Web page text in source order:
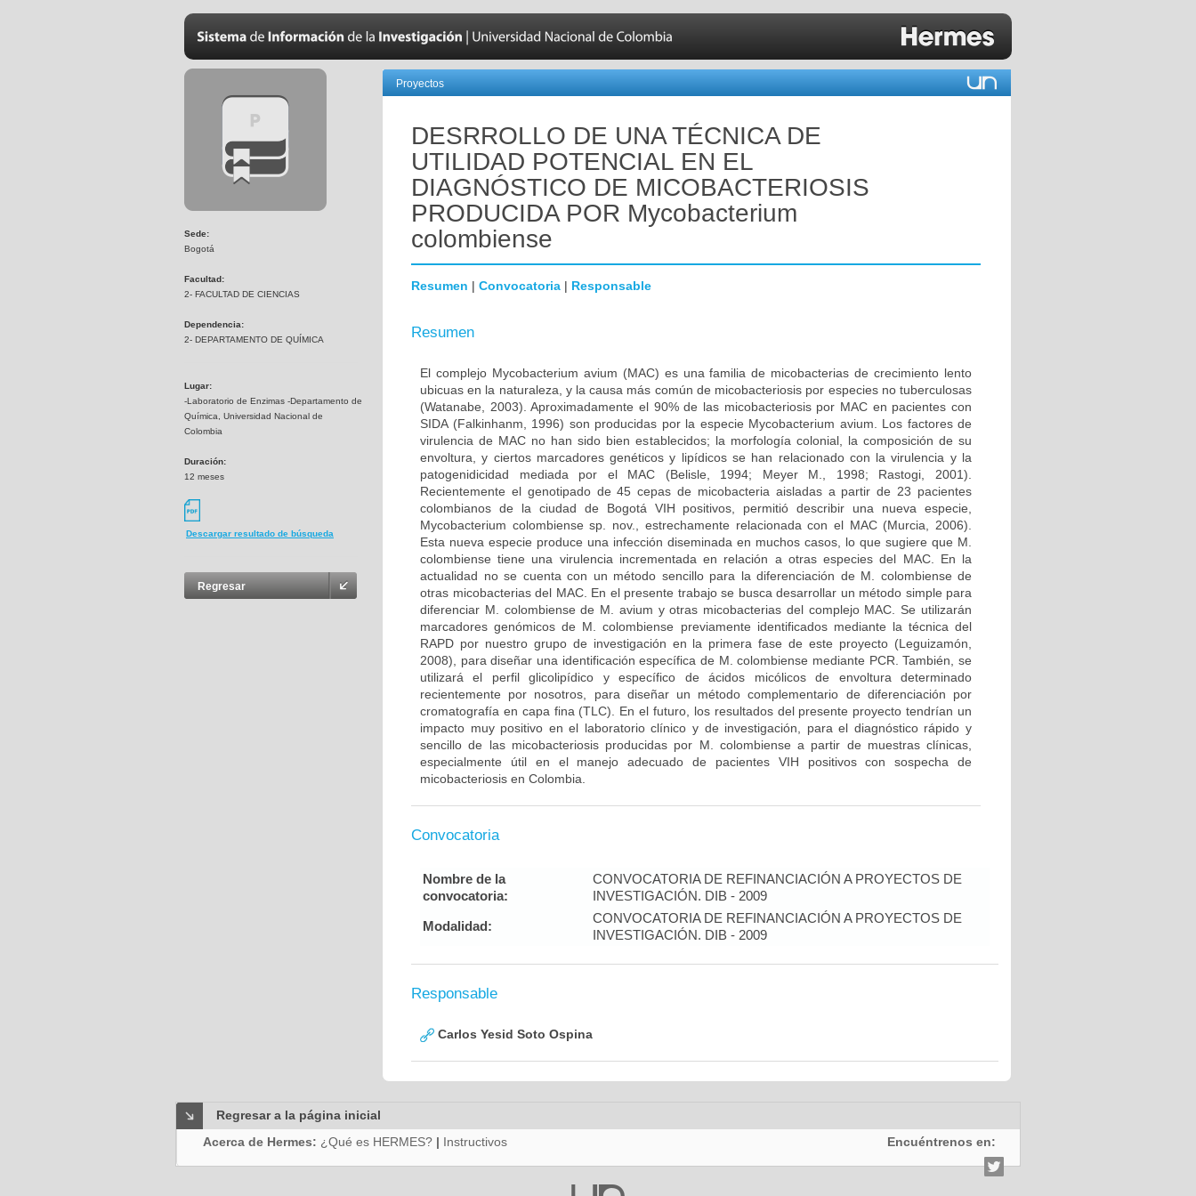
Sede:
Bogotá
Facultad:
2- FACULTAD DE CIENCIAS
Dependencia:
2- DEPARTAMENTO DE QUÍMICA
Lugar:
-Laboratorio de Enzimas -Departamento de
Química, Universidad Nacional de
Colombia
Duración:
12 meses
Descargar resultado de búsqueda
Regresar
Proyectos
DESRROLLO DE UNA TÉCNICA DE
UTILIDAD POTENCIAL EN EL
DIAGNÓSTICO DE MICOBACTERIOSIS
PRODUCIDA POR Mycobacterium
colombiense
Resumen | Convocatoria | Responsable
Resumen
El complejo Mycobacterium avium (MAC) es una familia de micobacterias de crecimiento lento
ubicuas en la naturaleza, y la causa más común de micobacteriosis por especies no tuberculosas
(Watanabe, 2003). Aproximadamente el 90% de las micobacteriosis por MAC en pacientes con
SIDA (Falkinhanm, 1996) son producidas por la especie Mycobacterium avium. Los factores de
virulencia de MAC no han sido bien establecidos; la morfología colonial, la composición de su
envoltura, y ciertos marcadores genéticos y lipídicos se han relacionado con la virulencia y la
patogenidicidad mediada por el MAC (Belisle, 1994; Meyer M., 1998; Rastogi, 2001).
Recientemente el genotipado de 45 cepas de micobacteria aisladas a partir de 23 pacientes
colombianos de la ciudad de Bogotá VIH positivos, permitió describir una nueva especie,
Mycobacterium colombiense sp. nov., estrechamente relacionada con el MAC (Murcia, 2006).
Esta nueva especie produce una infección diseminada en muchos casos, lo que sugiere que M.
colombiense tiene una virulencia incrementada en relación a otras especies del MAC. En la
actualidad no se cuenta con un método sencillo para la diferenciación de M. colombiense de
otras micobacterias del MAC. En el presente trabajo se busca desarrollar un método simple para
diferenciar M. colombiense de M. avium y otras micobacterias del complejo MAC. Se utilizarán
marcadores genómicos de M. colombiense previamente identificados mediante la técnica del
RAPD por nuestro grupo de investigación en la primera fase de este proyecto (Leguizamón,
2008), para diseñar una identificación específica de M. colombiense mediante PCR. También, se
utilizará el perfil glicolipídico y específico de ácidos micólicos de envoltura determinado
recientemente por nosotros, para diseñar un método complementario de diferenciación por
cromatografía en capa fina (TLC). En el futuro, los resultados del presente proyecto tendrían un
impacto muy positivo en el laboratorio clínico y de investigación, para el diagnóstico rápido y
sencillo de las micobacteriosis producidas por M. colombiense a partir de muestras clínicas,
especialmente útil en el manejo adecuado de pacientes VIH positivos con sospecha de
micobacteriosis en Colombia.
Convocatoria
Nombre de la
convocatoria:
CONVOCATORIA DE REFINANCIACIÓN A PROYECTOS DE
INVESTIGACIÓN. DIB - 2009
Modalidad:
CONVOCATORIA DE REFINANCIACIÓN A PROYECTOS DE
INVESTIGACIÓN. DIB - 2009
Responsable
Carlos Yesid Soto Ospina
Regresar a la página inicial
Acerca de Hermes: ¿Qué es HERMES? | Instructivos Encuéntrenos en: